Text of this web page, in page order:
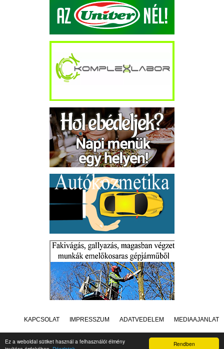
Rendben
Ez a weboldal sütiket használ a felhasználói élmény
KAPCSOLAT IMPRESSZUM ADATVÉDELEM MÉDIAAJÁNLAT